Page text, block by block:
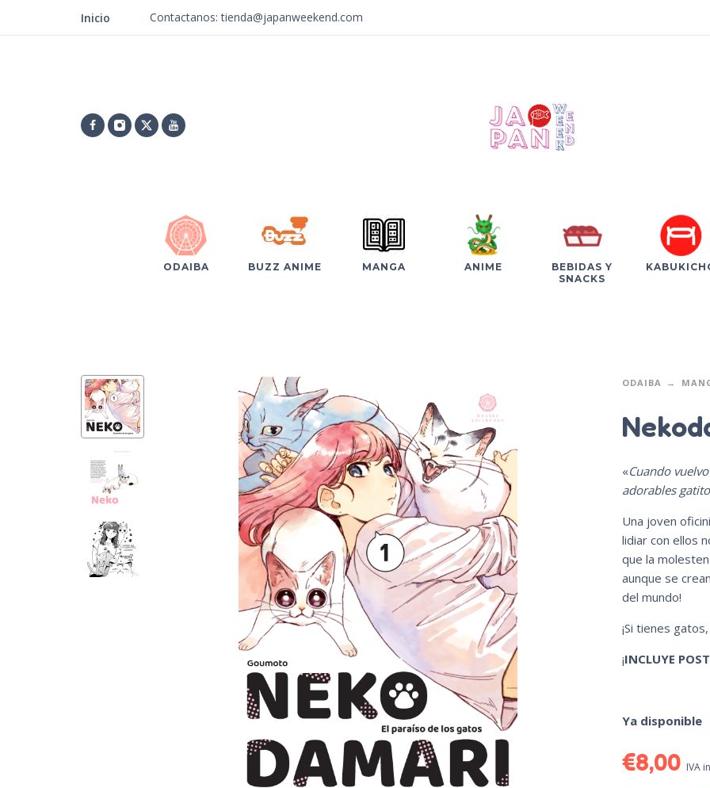
Inicio Contactanos: tienda@japanweekend.com
ODAIBA BUZZ ANIME MANGA ANIME
BEBIDAS Y
SNACKS
ODAIBA
«Cuando
adorables
Una joven
lidiar con ellos
que la
aunque se
del mundo!
¡Si tienes
¡INCLUYE
Ya disponible
€8,00 IVA